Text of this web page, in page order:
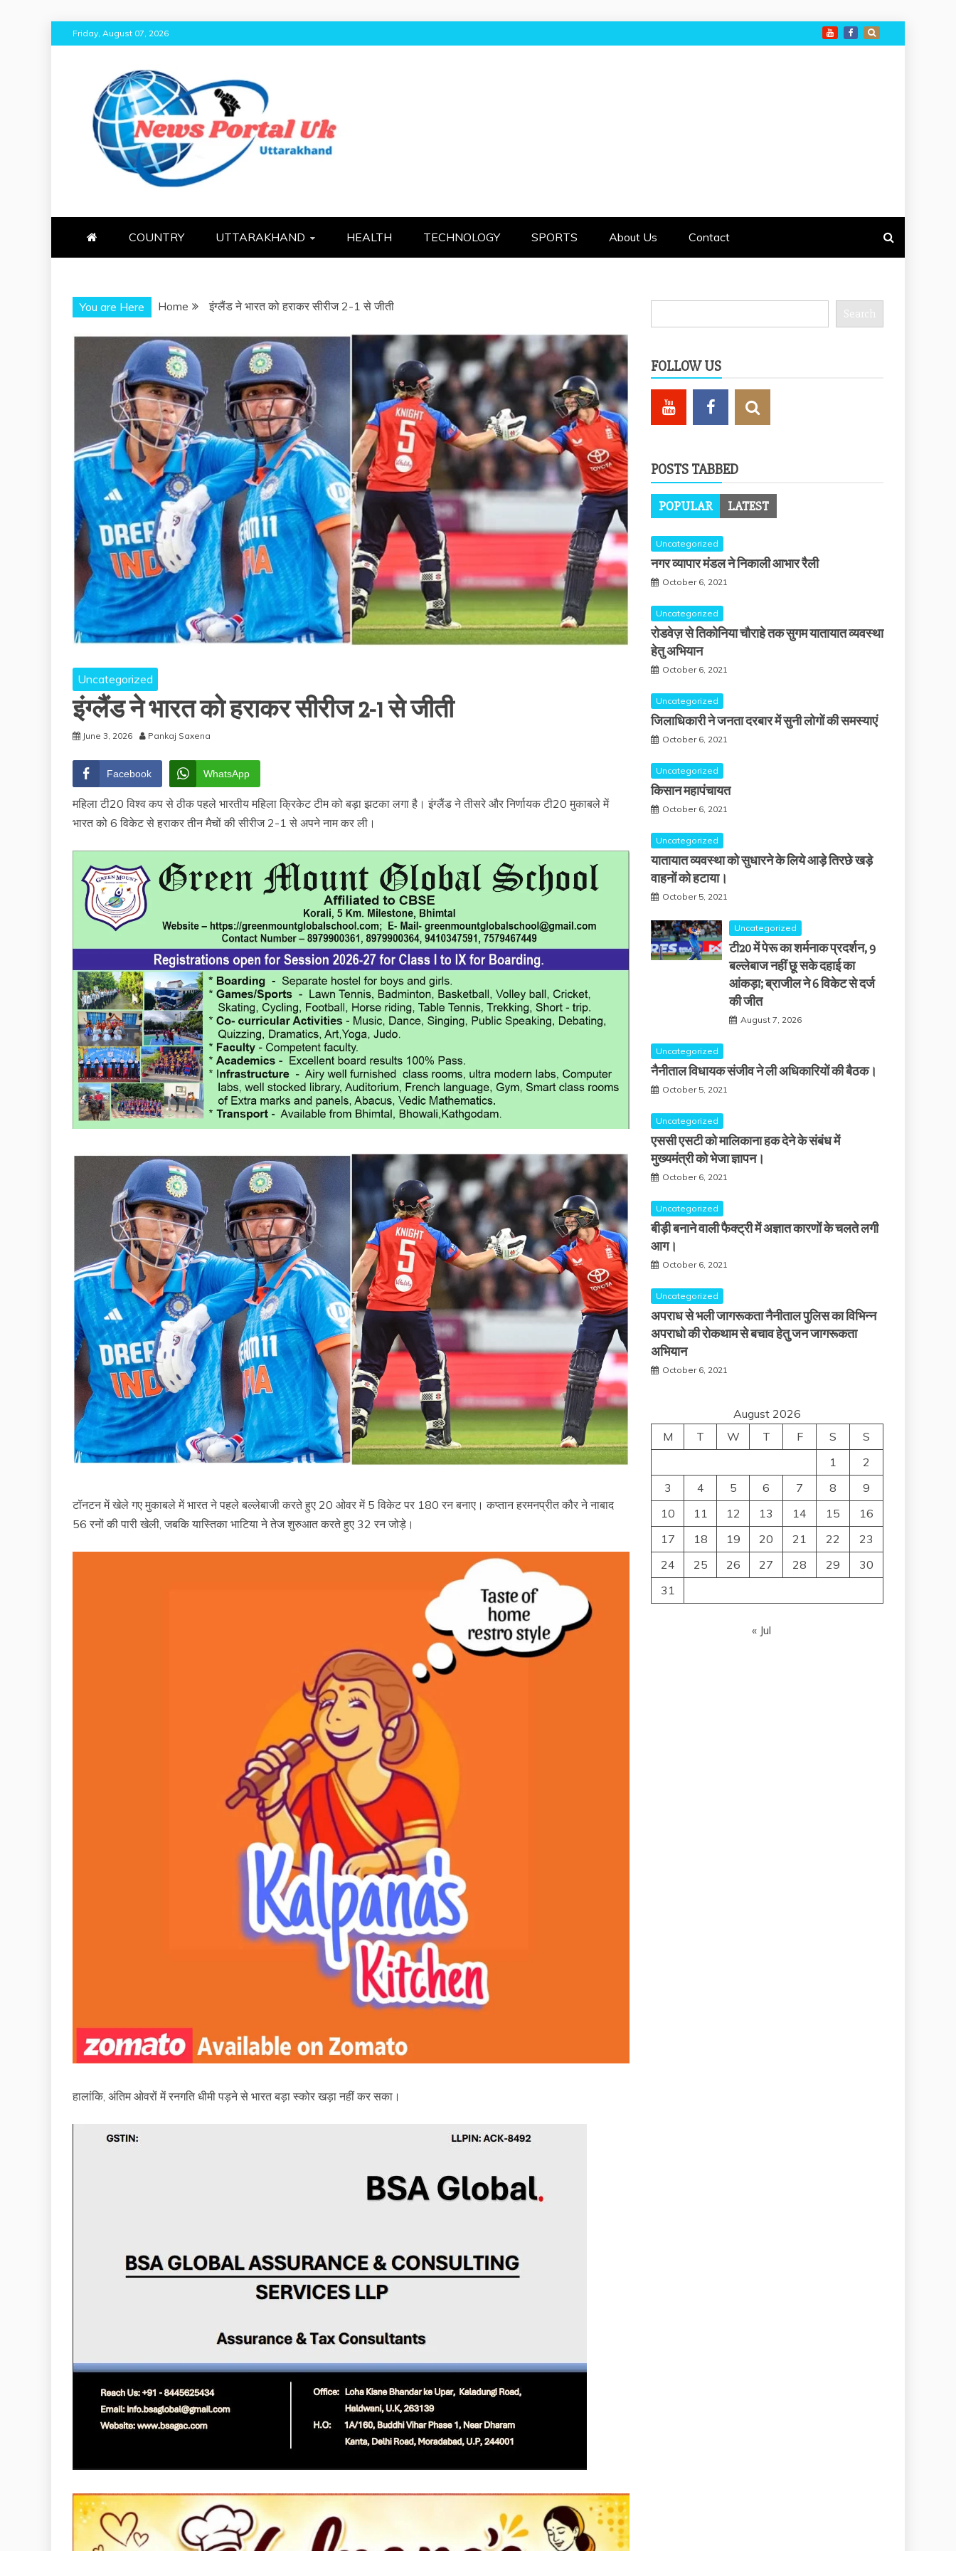
to
Friday, August 07, 2026
NEWS PORTAL UK
COUNTRY UTTARAKHAND HEALTH TECHNOLOGY SPORTS About Us Contact
You are Here Home इंग्लैंड ने भारत को हराकर सीरीज 2-1 से जीती
Uncategorized
इंग्लैंड ने भारत को हराकर सीरीज 2-1 से जीती
June 3, 2026 Pankaj Saxena
Facebook WhatsApp
महिला टी20 विश्व कप से ठीक पहले भारतीय महिला क्रिकेट टीम को बड़ा झटका लगा है। इंग्लैंड ने तीसरे और निर्णायक टी20 मुकाबले में
भारत को 6 विकेट से हराकर तीन मैचों की सीरीज 2-1 से अपने नाम कर ली।
टॉनटन में खेले गए मुकाबले में भारत ने पहले बल्लेबाजी करते हुए 20 ओवर में 5 विकेट पर 180 रन बनाए। कप्तान हरमनप्रीत कौर ने नाबाद
56 रनों की पारी खेली, जबकि यास्तिका भाटिया ने तेज शुरुआत करते हुए 32 रन जोड़े।
हालांकि, अंतिम ओवरों में रनगति धीमी पड़ने से भारत बड़ा स्कोर खड़ा नहीं कर सका।
Search
FOLLOW US
POSTS TABBED
POPULAR LATEST
Uncategorized
नगर व्यापार मंडल ने निकाली आभार रैली
October 6, 2021
Uncategorized
रोडवेज़ से तिकोनिया चौराहे तक सुगम यातायात व्यवस्था
हेतु अभियान
October 6, 2021
Uncategorized
जिलाधिकारी ने जनता दरबार में सुनी लोगों की समस्याएं
October 6, 2021
Uncategorized
किसान महापंचायत
October 6, 2021
Uncategorized
यातायात व्यवस्था को सुधारने के लिये आड़े तिरछे खड़े
वाहनों को हटाया।
October 5, 2021
Uncategorized
टी20 में पेरू का शर्मनाक प्रदर्शन, 9
बल्लेबाज नहीं छू सके दहाई का
आंकड़ा; ब्राजील ने 6 विकेट से दर्ज
की जीत
August 7, 2026
Uncategorized
नैनीताल विधायक संजीव ने ली अधिकारियों की बैठक।
October 5, 2021
Uncategorized
एससी एसटी को मालिकाना हक देने के संबंध में
मुख्यमंत्री को भेजा ज्ञापन।
October 6, 2021
Uncategorized
बीड़ी बनाने वाली फैक्ट्री में अज्ञात कारणों के चलते लगी
आग।
October 6, 2021
Uncategorized
अपराध से भली जागरूकता नैनीताल पुलिस का विभिन्न
अपराधो की रोकथाम से बचाव हेतु जन जागरूकता
अभियान
October 6, 2021
August 2026
M
T W T F S
S
1
2
3
4 5 6 7 8
9
10
11 12 13 14 15
16
17
18 19 20 21 22
23
24
25 26 27 28 29
30
31
« Jul